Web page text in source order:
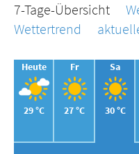
7-Tage-Übersicht
Wettertrend
Heute
29 °C
Fr
27 °C
Sa
30 °C